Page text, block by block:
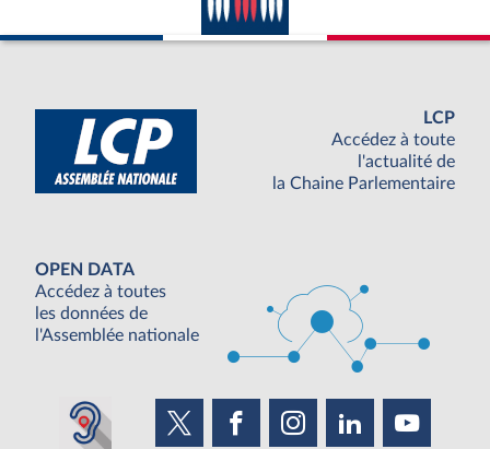
LCP
Accédez à toute
l'actualité de
la Chaine Parlementaire
OPEN DATA
Accédez à toutes
les données de
l'Assemblée nationale